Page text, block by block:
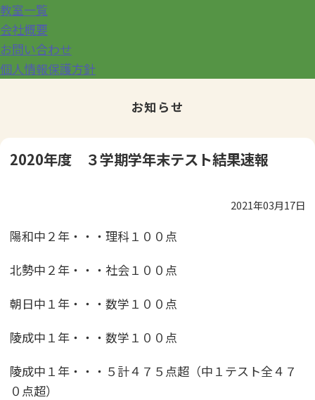
教室一覧
会社概要
お問い合わせ
個人情報保護方針
お知らせ
2020年度 ３学期学年末テスト結果速報
2021年03月17日
陽和中２年・・・理科１００点
北勢中２年・・・社会１００点
朝日中１年・・・数学１００点
陵成中１年・・・数学１００点
陵成中１年・・・５計４７５点超（中１テスト全４７
０点超）